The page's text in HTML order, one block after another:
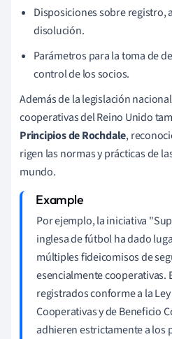
Disposiciones sobre registro,
disolución.
Parámetros para la toma de
control de los socios.
Además de la legislación
cooperativas del Reino Unido
Principios de Rochdale,
rigen las normas y prácticas de
mundo.
Por ejemplo, la iniciativa
inglesa de fútbol ha dado
múltiples fideicomisos de
esencialmente cooperativas.
registrados conforme a la
Cooperativas y de Beneficio
adhieren estrictamente a los